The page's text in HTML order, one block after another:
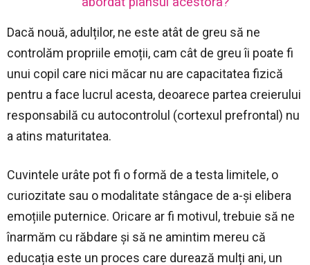
Dacă nouă, adulților, ne este atât de greu să ne
controlăm propriile emoții, cam cât de greu îi poate fi
unui copil care nici măcar nu are capacitatea fizică
pentru a face lucrul acesta, deoarece partea creierului
responsabilă cu autocontrolul (cortexul prefrontal) nu
a atins maturitatea.
Cuvintele urâte pot fi o formă de a testa limitele, o
curiozitate sau o modalitate stângace de a-și elibera
emoțiile puternice. Oricare ar fi motivul, trebuie să ne
înarmăm cu răbdare și să ne amintim mereu că
educația este un proces care durează mulți ani, un